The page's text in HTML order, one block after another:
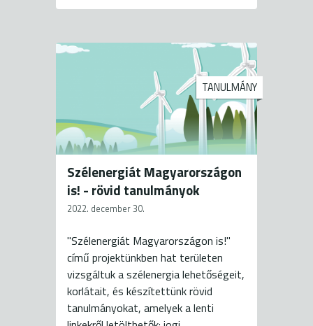
TANULMÁNY
Szélenergiát Magyarországon
is! - rövid tanulmányok
2022. december 30.
"Szélenergiát Magyarországon is!"
című projektünkben hat területen
vizsgáltuk a szélenergia lehetőségeit,
korlátait, és készítettünk rövid
tanulmányokat, amelyek a lenti